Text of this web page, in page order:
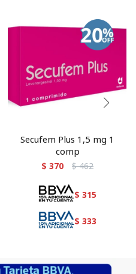
Secufem Plus 1,5 mg 1
comp
$ 370 $ 462
$ 315
$ 333